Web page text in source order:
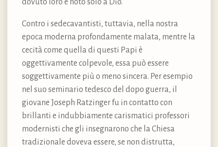
dovuto loro è noto solo a Dio.
Contro i sedecavantisti, tuttavia, nella nostra
epoca moderna profondamente malata, mentre la
cecità come quella di questi Papi è
oggettivamente colpevole, essa può essere
soggettivamente più o meno sincera. Per esempio
nel suo seminario tedesco del dopo guerra, il
giovane Joseph Ratzinger fu in contatto con
brillanti e indubbiamente carismatici professori
modernisti che gli insegnarono che la Chiesa
tradizionale doveva essere, se non distrutta,